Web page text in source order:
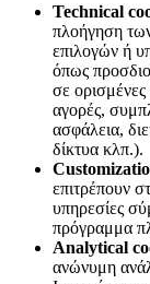
Technical
πλοήγηση
επιλογών ή
όπως
σε ορισμένες
αγορές,
ασφάλεια,
δίκτυα κλπ.).
επιτρέπουν
υπηρεσίες
πρόγραμμα
Analytical
ανώνυμη